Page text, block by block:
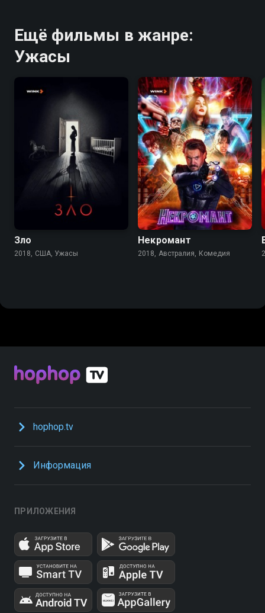
Ещё фильмы в жанре:
Ужасы
5.1
Зло
2018, США, Ужасы
5.8 5.6
Некромант
2018, Австралия, Комедия
hophop.tv
Информация
ПРИЛОЖЕНИЯ